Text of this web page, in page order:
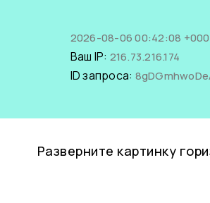
2026-08-06 00:42:08
Ваш IP: 216.73.216.174
ID запроса:
Разверните картинку